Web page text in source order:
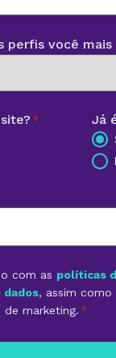
perfis você
* Já
com as políticas
, assim como
de marketing. *